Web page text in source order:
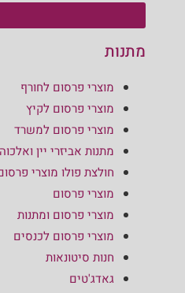
מתנות
מוצרי פרסום לחורף
מוצרי פרסום לקיץ
מוצרי פרסום למשרד
מתנות אביזרי יין ואלכוהול
חולצת פולו מוצרי פרסום
מוצרי פרסום
מוצרי פרסום ומתנות
מוצרי פרסום לכנסים
חנות סיטונאות
גאדג'טים